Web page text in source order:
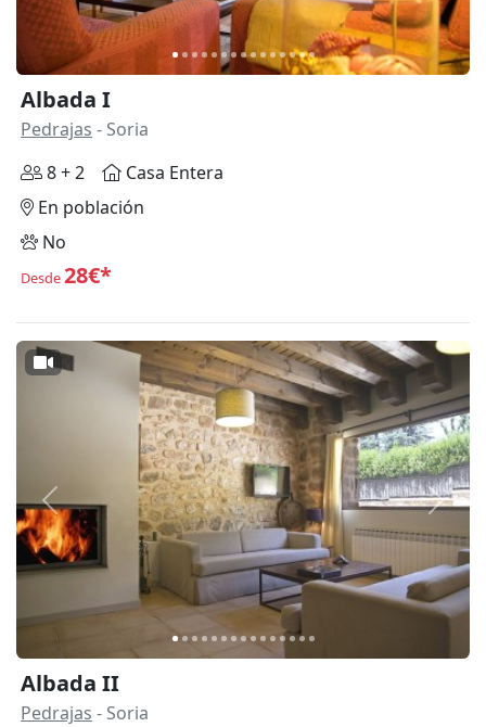
Albada I
Pedrajas - Soria
8 + 2
Casa Entera
En población
No
Desde28€*
Anterior
Albada II
Pedrajas - Soria